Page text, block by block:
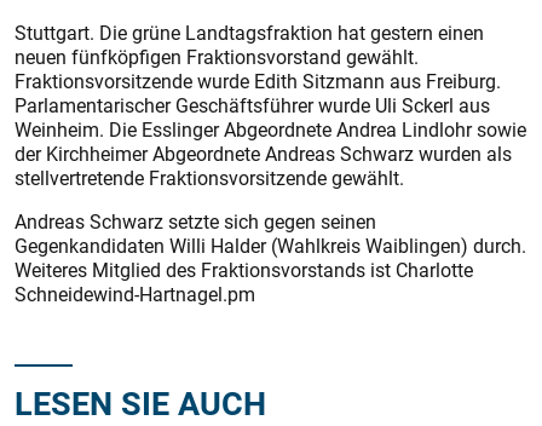
Stuttgart. Die grüne Landtagsfraktion hat gestern einen
neuen fünfköpfigen Fraktionsvorstand gewählt.
Fraktionsvorsitzende wurde Edith Sitzmann aus Freiburg.
Parlamentarischer Geschäftsführer wurde Uli Sckerl aus
Weinheim. Die Esslinger Abgeordnete Andrea Lindlohr sowie
der Kirchheimer Abgeordnete And­reas Schwarz wurden als
stellvertretende Fraktionsvorsitzende gewählt.
Andreas Schwarz setzte sich gegen seinen
Gegenkandidaten Willi Halder (Wahlkreis Waiblingen) durch.
Weiteres Mitglied des Fraktionsvorstands ist Charlotte
Schneidewind-Hartnagel.pm
LESEN SIE AUCH